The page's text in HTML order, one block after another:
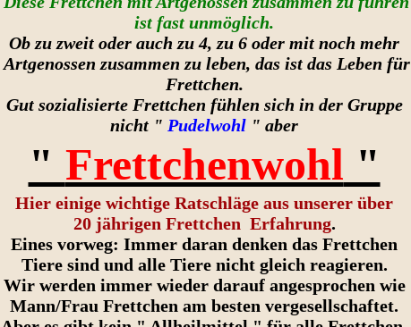
ist fast unmöglich.
Ob zu zweit oder auch zu 4, zu 6 oder mit noch mehr
Artgenossen zusammen zu leben, das ist das Leben für
Frettchen.
Gut sozialisierte Frettchen fühlen sich in der Gruppe
nicht " Pudelwohl " aber
" Frettchenwohl "
Hier einige wichtige Ratschläge aus unserer über
20 jährigen Frettchen Erfahrung.
Eines vorweg: Immer daran denken das Frettchen
Tiere sind und alle Tiere nicht gleich reagieren.
Wir werden immer wieder darauf angesprochen wie
Mann/Frau Frettchen am besten vergesellschaftet.